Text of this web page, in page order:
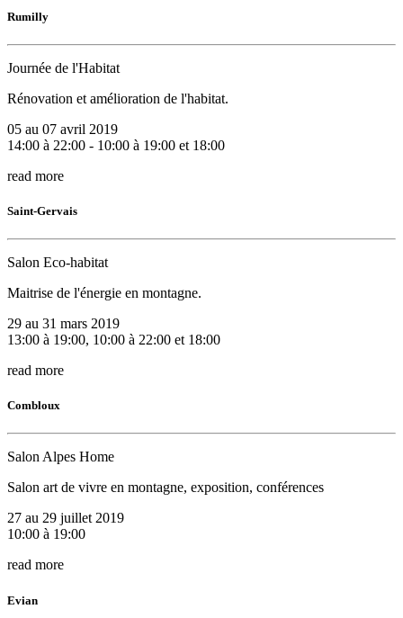
Rumilly
Journée de l'Habitat
Rénovation et amélioration de l'habitat.
05 au 07 avril 2019
14:00 à 22:00 - 10:00 à 19:00 et 18:00
read more
Saint-Gervais
Salon Eco-habitat
Maitrise de l'énergie en montagne.
29 au 31 mars 2019
13:00 à 19:00, 10:00 à 22:00 et 18:00
read more
Combloux
Salon Alpes Home
Salon art de vivre en montagne, exposition, conférences
27 au 29 juillet 2019
10:00 à 19:00
read more
Evian